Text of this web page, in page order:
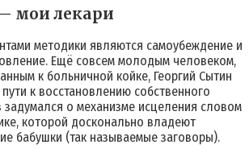
мои лекари
методики являются самоубеждение и
Ещё совсем молодым человеком,
к больничной койке, Георгий Сытин
к восстановлению собственного
задумался о механизме исцеления словом
которой досконально владеют
бабушки (так называемые заговоры).